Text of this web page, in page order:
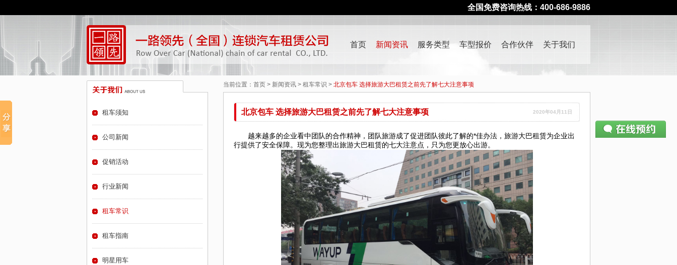
全国免费咨询热线：400-686-9886
首页 新闻资讯 服务类型 车型报价 合作伙伴 关于我们
当前位置： 首页 > 新闻资讯 > 租车常识 > 北京包车 选择旅游大巴租赁之前先了解七大注意事项
2020年04月11日
北京包车 选择旅游大巴租赁之前先了解七大注意事项
越来越多的企业看中团队的合作精神，团队旅游成了促进团队彼此了解的*佳办法，旅游大巴租赁为企业出
行提供了安全保障。现为您整理出旅游大巴租赁的七大注意点，只为您更放心出游。
租车须知
公司新闻
促销活动
行业新闻
租车常识
租车指南
明星用车
—— 如有疑问请致电
姓名：
电话：
公司：
路线：
说明：